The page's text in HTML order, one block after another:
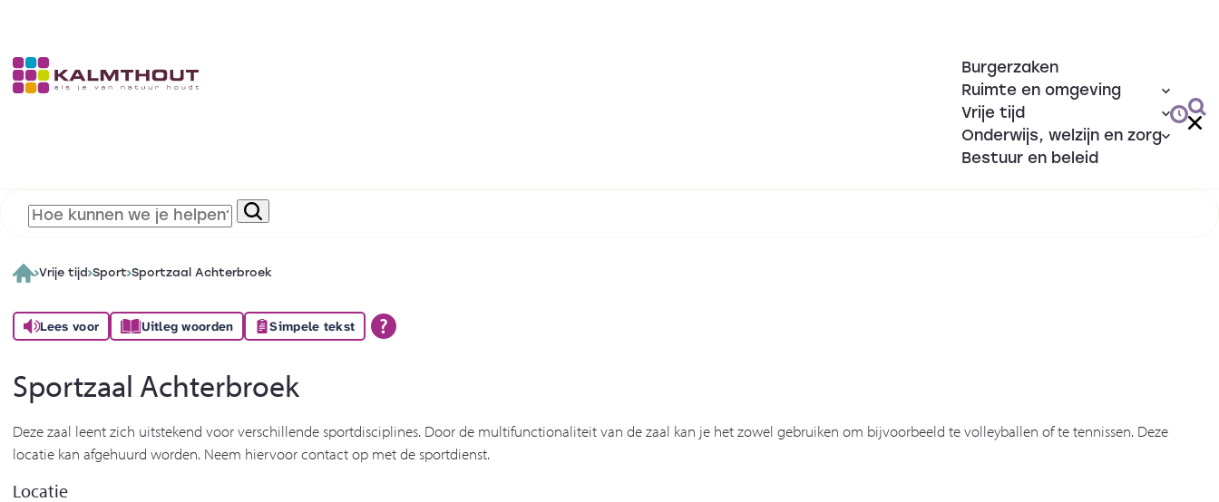
Burgerzaken
Ruimte en omgeving
Vrije tijd
Onderwijs, welzijn en zorg
Bestuur en beleid
Vrije tijd Sport Sportzaal Achterbroek
Lees voor Uitleg woorden Simpele tekst
Sportzaal Achterbroek
Deze zaal leent zich uitstekend voor verschillende sportdisciplines. Door de multifunctionaliteit van de zaal kan je het zowel gebruiken om bijvoorbeeld te volleyballen of te tennissen. Deze
locatie kan afgehuurd worden. Neem hiervoor contact op met de sportdienst.
Locatie